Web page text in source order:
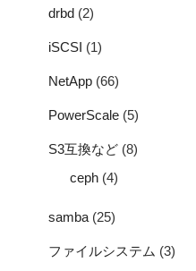
drbd (2)
iSCSI (1)
NetApp (66)
PowerScale (5)
S3互換など (8)
ceph (4)
samba (25)
ファイルシステム (3)